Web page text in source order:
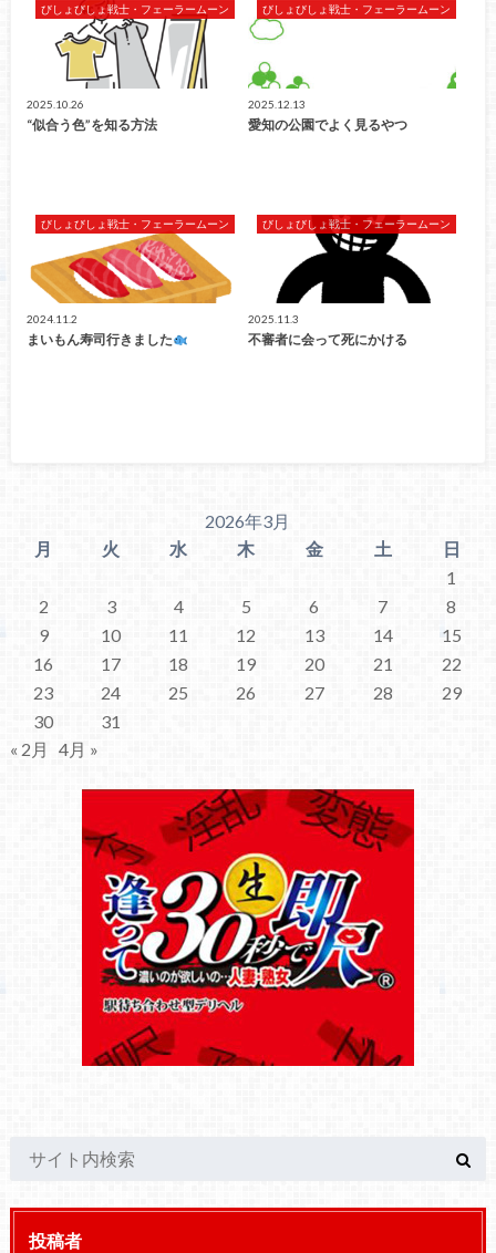
びしょびしょ戦士・フェーラームーン
2025.10.26
“似合う色”を知る方法
びしょびしょ戦士・フェーラームーン
2025.12.13
愛知の公園でよく見るやつ
びしょびしょ戦士・フェーラームーン
2024.11.2
まいもん寿司行きました
びしょびしょ戦士・フェーラームーン
2025.11.3
不審者に会って死にかける
2026年3月
月
火 水 木 金 土
日
1
2
3 4 5 6 7
8
9
10 11 12 13 14
15
16
17 18 19 20 21
22
23
24 25 26 27 28
29
30
31
« 2月
4月 »
投稿者